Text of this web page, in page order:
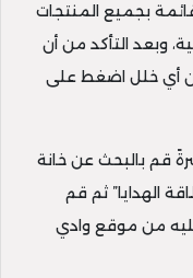
بجميع المنتجات
وبعد التأكد من أن
أي خلل اضغط على
قم بالبحث عن خانة
الهدايا” ثم قم
من موقع وادي